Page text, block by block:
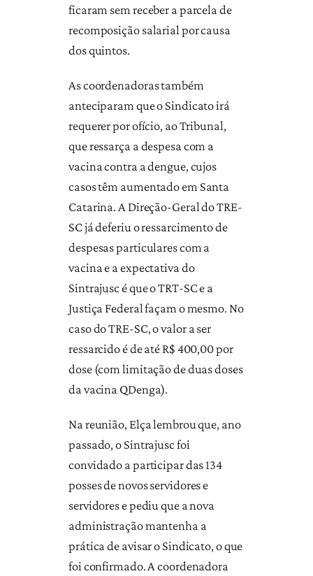
ficaram sem receber a parcela de
recomposição salarial por causa
dos quintos.
As coordenadoras também
anteciparam que o Sindicato irá
requerer por ofício, ao Tribunal,
que ressarça a despesa com a
vacina contra a dengue, cujos
casos têm aumentado em Santa
Catarina. A Direção-Geral do TRE-
SC já deferiu o ressarcimento de
despesas particulares com a
vacina e a expectativa do
Sintrajusc é que o TRT-SC e a
Justiça Federal façam o mesmo. No
caso do TRE-SC, o valor a ser
ressarcido é de até R$ 400,00 por
dose (com limitação de duas doses
da vacina QDenga).
Na reunião, Elça lembrou que, ano
passado, o Sintrajusc foi
convidado a participar das 134
posses de novos servidores e
servidores e pediu que a nova
administração mantenha a
prática de avisar o Sindicato, o que
foi confirmado. A coordenadora